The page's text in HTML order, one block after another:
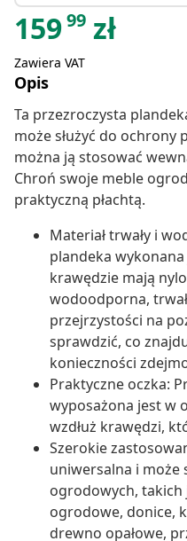
15999 zł
Zawiera VAT
Opis
Ta przezroczysta
może służyć do ochrony
można ją stosować
Chroń swoje meble
praktyczną płachtą.
Materiał trwały i
plandeka
krawędzie mają
wodoodporna,
przejrzystości na
sprawdzić, co
konieczności
Praktyczne oczka:
wyposażona jest w
wzdłuż krawędzi,
Szerokie
uniwersalna i może
ogrodowych,
ogrodowe, donice,
drewno opałowe,